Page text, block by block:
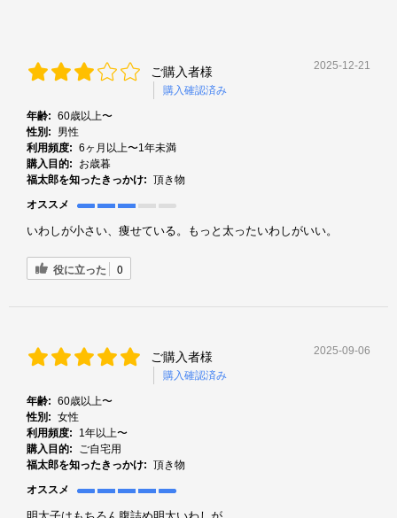
ご購入者様
購入確認済み
2025-12-21
年齢: 60歳以上〜
性別:
男性
利用頻度: 6ヶ月以上〜1年未満
購入目的:
お歳暮
福太郎を知ったきっかけ: 頂き物
オススメ
いわしが小さい、痩せている。もっと太ったいわしがいい。
役に立った 0
ご購入者様
購入確認済み
2025-09-06
年齢: 60歳以上〜
性別: 女性
利用頻度:
1年以上〜
購入目的:
ご自宅用
福太郎を知ったきっかけ: 頂き物
オススメ